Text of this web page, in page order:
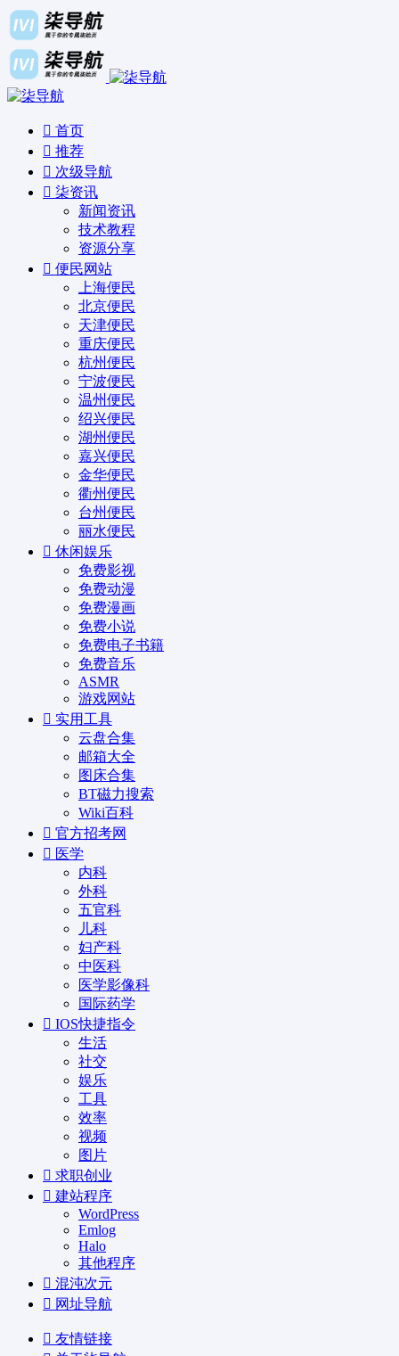
首页
推荐
次级导航
柒资讯
新闻资讯
技术教程
资源分享
便民网站
上海便民
北京便民
天津便民
重庆便民
杭州便民
宁波便民
温州便民
绍兴便民
湖州便民
嘉兴便民
金华便民
衢州便民
台州便民
丽水便民
休闲娱乐
免费影视
免费动漫
免费漫画
免费小说
免费电子书籍
免费音乐
ASMR
游戏网站
实用工具
云盘合集
邮箱大全
图床合集
BT磁力搜索
Wiki百科
官方招考网
医学
内科
外科
五官科
儿科
妇产科
中医科
医学影像科
国际药学
IOS快捷指令
生活
社交
娱乐
工具
效率
视频
图片
求职创业
建站程序
WordPress
Emlog
Halo
其他程序
混沌次元
网址导航
友情链接